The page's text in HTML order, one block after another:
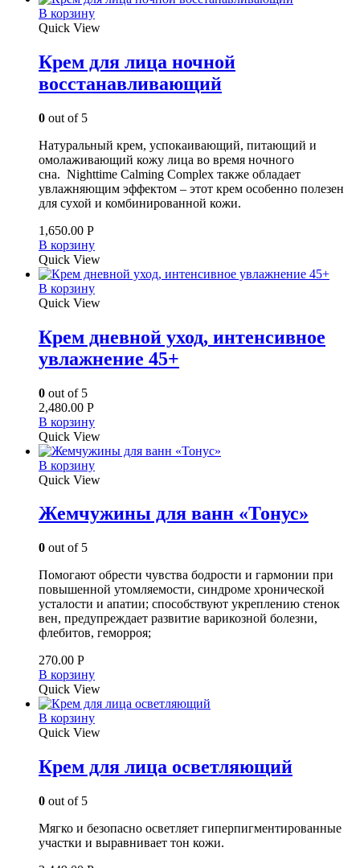
В корзину
Quick View
Крем для лица ночной
восстанавливающий
0 out of 5
Натуральный крем, успокаивающий, питающий и
омолаживающий кожу лица во время ночного
сна. Nighttime Calming Complex также обладает
увлажняющим эффектом – этот крем особенно полезен
для сухой и комбинированной кожи.
1,650.00 Р
В корзину
Quick View
В корзину
Quick View
Крем дневной уход, интенсивное
увлажнение 45+
0 out of 5
2,480.00 Р
В корзину
Quick View
В корзину
Quick View
Жемчужины для ванн «Тонус»
0 out of 5
Помогают обрести чувства бодрости и гармонии при
повышенной утомляемости, синдроме хронической
усталости и апатии; способствуют укреплению стенок
вен, предупреждает развитие варикозной болезни,
флебитов, геморроя;
270.00 Р
В корзину
Quick View
В корзину
Quick View
Крем для лица осветляющий
0 out of 5
Мягко и безопасно осветляет гиперпигментированные
участки и выравнивает тон кожи.